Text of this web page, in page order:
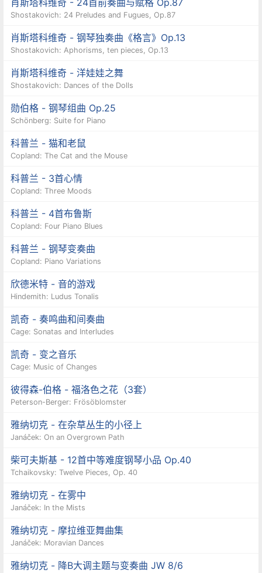
肖斯塔科维奇 - 24首前奏曲与赋格 Op.87
Shostakovich: 24 Preludes and Fugues, Op.87
肖斯塔科维奇 - 钢琴独奏曲《格言》Op.13
Shostakovich: Aphorisms, ten pieces, Op.13
肖斯塔科维奇 - 洋娃娃之舞
Shostakovich: Dances of the Dolls
勋伯格 - 钢琴组曲 Op.25
Schönberg: Suite for Piano
科普兰 - 猫和老鼠
Copland: The Cat and the Mouse
科普兰 - 3首心情
Copland: Three Moods
科普兰 - 4首布鲁斯
Copland: Four Piano Blues
科普兰 - 钢琴变奏曲
Copland: Piano Variations
欣德米特 - 音的游戏
Hindemith: Ludus Tonalis
凯奇 - 奏鸣曲和间奏曲
Cage: Sonatas and Interludes
凯奇 - 变之音乐
Cage: Music of Changes
彼得森-伯格 - 福洛色之花（3套）
Peterson-Berger: Frösöblomster
雅纳切克 - 在杂草丛生的小径上
Janáček: On an Overgrown Path
柴可夫斯基 - 12首中等难度钢琴小品 Op.40
Tchaikovsky: Twelve Pieces, Op. 40
雅纳切克 - 在雾中
Janáček: In the Mists
雅纳切克 - 摩拉维亚舞曲集
Janáček: Moravian Dances
雅纳切克 - 降B大调主题与变奏曲 JW 8/6